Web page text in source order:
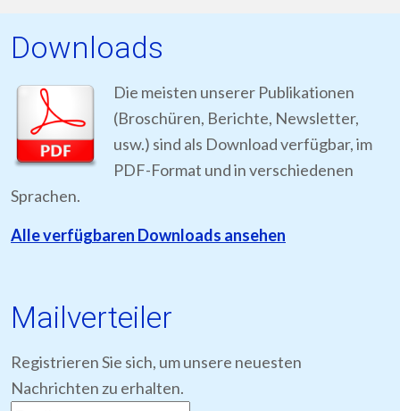
Downloads
Die meisten unserer Publikationen
(Broschüren, Berichte, Newsletter,
usw.) sind als Download verfügbar, im
PDF-Format und in verschiedenen
Sprachen.
Alle verfügbaren Downloads ansehen
Mailverteiler
Registrieren Sie sich, um unsere neuesten
Nachrichten zu erhalten.